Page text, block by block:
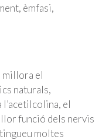
èmfasi,
millora el
naturals,
el
funció dels nervis
moltes